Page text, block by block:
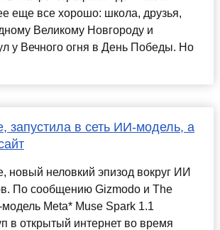
еще все хорошо: школа, друзья,
Великому Новгороду и
у Вечного огня в День Победы. Но
запустила в сеть ИИ-модель, а
новый неловкий эпизод вокруг ИИ
По сообщению Gizmodo и The
Meta* Muse Spark 1.1
в открытый интернет во время